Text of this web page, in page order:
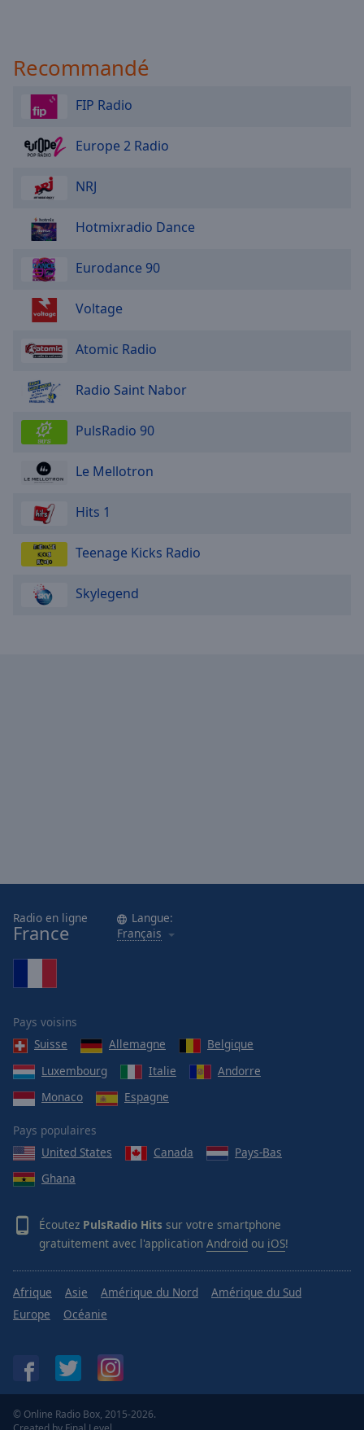
Recommandé
FIP Radio
Europe 2 Radio
NRJ
Hotmixradio Dance
Eurodance 90
Voltage
Atomic Radio
Radio Saint Nabor
PulsRadio 90
Le Mellotron
Hits 1
Teenage Kicks Radio
Skylegend
Radio en ligne
France
Langue:
Français
Pays voisins
Suisse
Allemagne
Belgique
Luxembourg
Italie
Andorre
Monaco
Espagne
Pays populaires
United States
Canada
Pays-Bas
Ghana
Écoutez PulsRadio Hits sur votre smartphone
gratuitement avec l'application Android ou iOS!
Afrique Asie Amérique du Nord
Amérique du Sud
Europe
Océanie
© Online Radio Box, 2015-2026.